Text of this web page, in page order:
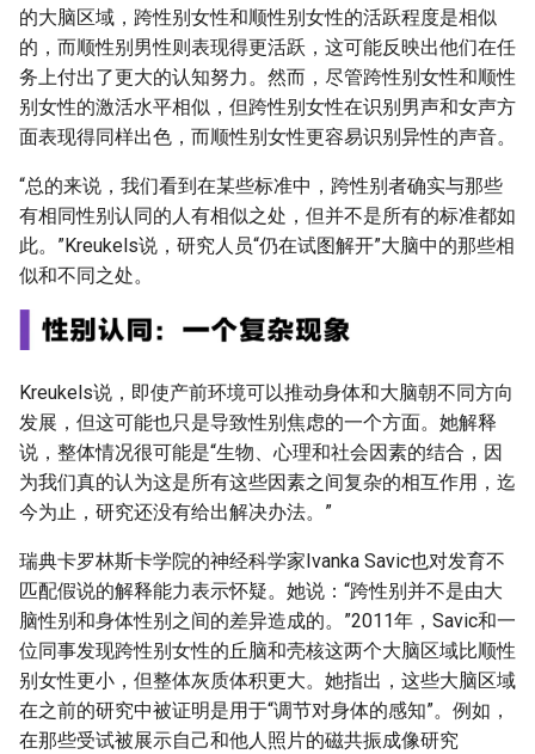
的大脑区域，跨性别女性和顺性别女性的活跃程度是相似
的，而顺性别男性则表现得更活跃，这可能反映出他们在任
务上付出了更大的认知努力。然而，尽管跨性别女性和顺性
别女性的激活水平相似，但跨性别女性在识别男声和女声方
面表现得同样出色，而顺性别女性更容易识别异性的声音。
“总的来说，我们看到在某些标准中，跨性别者确实与那些
有相同性别认同的人有相似之处，但并不是所有的标准都如
此。”Kreukels说，研究人员“仍在试图解开”大脑中的那些相
似和不同之处。
Kreukels说，即使产前环境可以推动身体和大脑朝不同方向
发展，但这可能也只是导致性别焦虑的一个方面。她解释
说，整体情况很可能是“生物、心理和社会因素的结合，因
为我们真的认为这是所有这些因素之间复杂的相互作用，迄
今为止，研究还没有给出解决办法。”
瑞典卡罗林斯卡学院的神经科学家Ivanka Savic也对发育不
匹配假说的解释能力表示怀疑。她说：“跨性别并不是由大
脑性别和身体性别之间的差异造成的。”2011年，Savic和一
位同事发现跨性别女性的丘脑和壳核这两个大脑区域比顺性
别女性更小，但整体灰质体积更大。她指出，这些大脑区域
在之前的研究中被证明是用于“调节对身体的感知”。例如，
在那些受试被展示自己和他人照片的磁共振成像研究